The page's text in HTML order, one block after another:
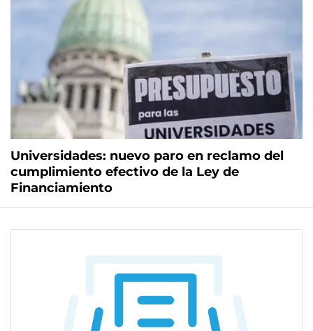
Universidades: nuevo paro en reclamo del
cumplimiento efectivo de la Ley de
Financiamiento